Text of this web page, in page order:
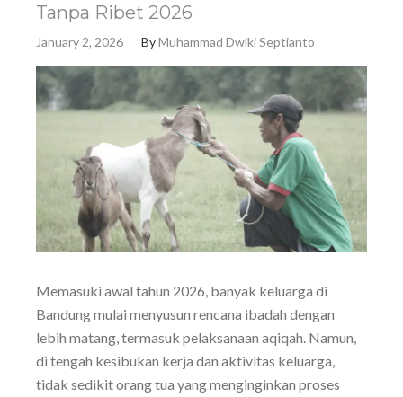
Tanpa Ribet 2026
January 2, 2026 ByMuhammad Dwiki Septianto
Memasuki awal tahun 2026, banyak keluarga di
Bandung mulai menyusun rencana ibadah dengan
lebih matang, termasuk pelaksanaan aqiqah. Namun,
di tengah kesibukan kerja dan aktivitas keluarga,
tidak sedikit orang tua yang menginginkan proses